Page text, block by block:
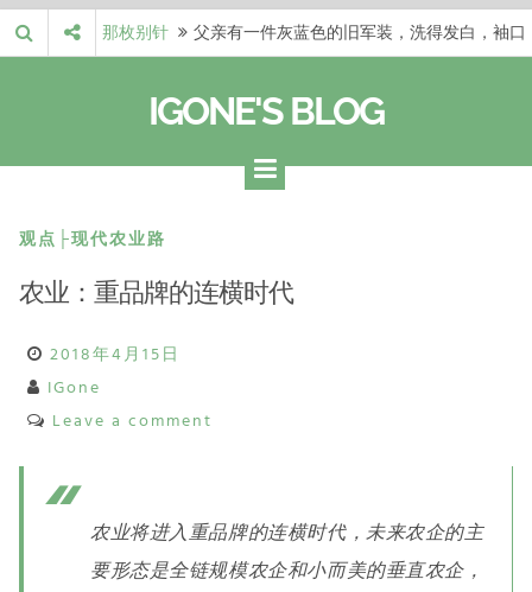
Skip
to
磨出了毛边，却…
梁冬 |…
梁冬：当你愿意站在一个第三者的视角去看待
理，完成了一次彻…
梁冬 |…
梁冬：总还有那么百分之一的人，既不努力，
也没有那么强的…
那面旗，…
那面旗，那场热二十九度。 这个数字是我站
IGONE'S BLOG
观点├现代农业路
农业：重品牌的连横时代
2018年4月15日
IGone
Leave a comment
农业将进入重品牌的连横时代，未来农企的主
要形态是全链规模农企和小而美的垂直农企，